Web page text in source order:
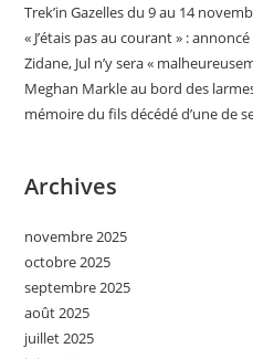
Trek’in Gazelles du 9 au 14
« J’étais pas au courant » :
Zidane, Jul n’y sera «
Meghan Markle au bord des
mémoire du fils décédé d’une de
Archives
novembre 2025
octobre 2025
septembre 2025
août 2025
juillet 2025